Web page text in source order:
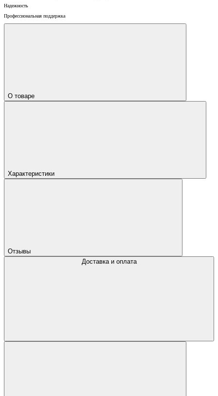
Надежность
Профессиональная поддержка
О товаре
Характеристики
Отзывы
Доставка и оплата